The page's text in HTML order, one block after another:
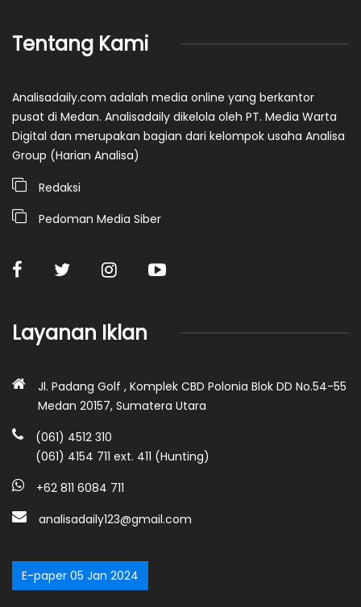
Tentang Kami
Analisadaily.com adalah media online yang berkantor
pusat di Medan. Analisadaily dikelola oleh PT. Media Warta
Digital dan merupakan bagian dari kelompok usaha Analisa
Group (Harian Analisa)
Redaksi
Pedoman Media Siber
Layanan Iklan
Jl. Padang Golf , Komplek CBD Polonia Blok DD No.54-55
Medan 20157, Sumatera Utara
(061) 4512 310
(061) 4154 711 ext. 411 (Hunting)
+62 811 6084 711
analisadaily123@gmail.com
E-paper 05 Jan 2024